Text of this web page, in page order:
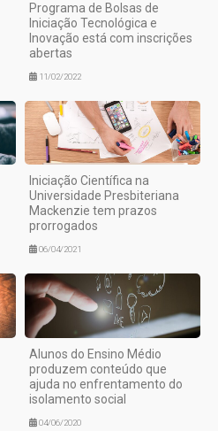
Programa de Bolsas de
Iniciação Tecnológica e
Inovação está com inscrições
abertas
11/02/2022
Iniciação Científica na
Universidade Presbiteriana
Mackenzie tem prazos
prorrogados
06/04/2021
Alunos do Ensino Médio
produzem conteúdo que
ajuda no enfrentamento do
isolamento social
04/06/2020